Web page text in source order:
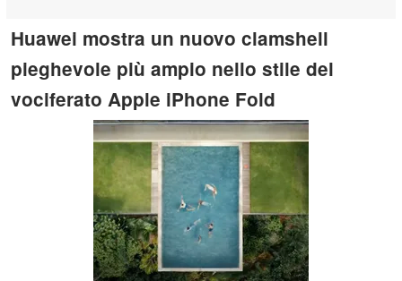
Huawei mostra un nuovo clamshell
pieghevole più ampio nello stile del
vociferato Apple iPhone Fold